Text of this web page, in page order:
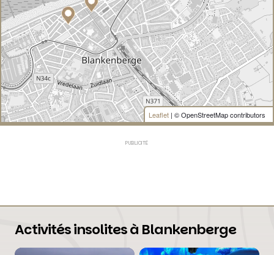
Leaflet | © OpenStreetMap contributors
PUBLICITÉ
Activités insolites à Blankenberge